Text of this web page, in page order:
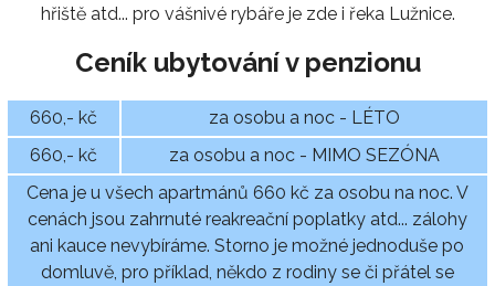
hřiště atd... pro vášnivé rybáře je zde i řeka Lužnice.
Ceník ubytování v penzionu
660,- kč
za osobu a noc - LÉTO
660,- kč
za osobu a noc - MIMO SEZÓNA
Cena je u všech apartmánů 660 kč za osobu na noc. V
cenách jsou zahrnuté reakreační poplatky atd... zálohy
ani kauce nevybíráme. Storno je možné jednoduše po
domluvě, pro příklad, někdo z rodiny se či přátel se